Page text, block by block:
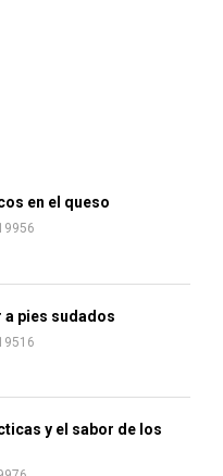
en el queso
a pies sudados
y el sabor de los